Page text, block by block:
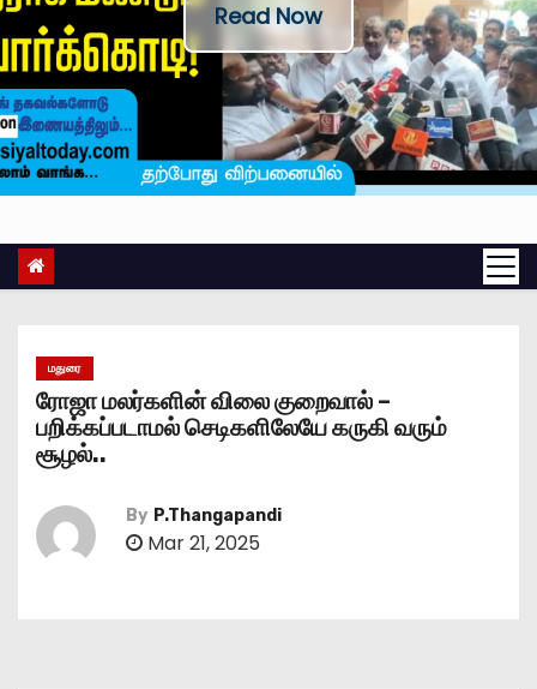
Read Now
மதுரை
ரோஜா மலர்களின் விலை குறைவால் –
பறிக்கப்படாமல் செடிகளிலேயே கருகி வரும்
சூழல்..
By P.Thangapandi
Mar 21, 2025